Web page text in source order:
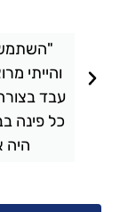
והייתי
עבד
כל פינה
היה